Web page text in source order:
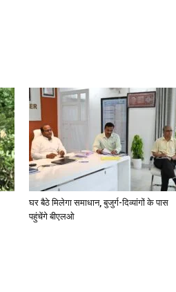
घर बैठे मिलेगा समाधान, बुजुर्ग-दिव्यांगों के पास
पहुंचेंगे बीएलओ